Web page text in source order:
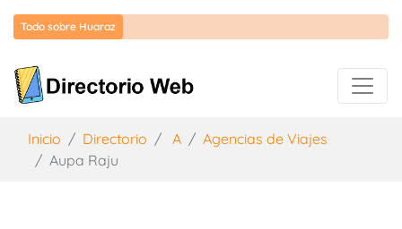
Todo sobre Huaraz
Inicio Directorio A
Agencias de Viajes
Aupa Raju